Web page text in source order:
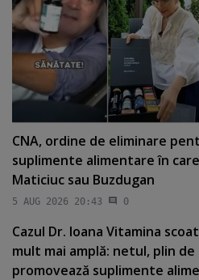
CNA, ordine de eliminare
suplimente alimentare în
Maticiuc sau Buzdugan
5 AUG 2026 20:43 0
Cazul Dr. Ioana Vitamina
mult mai amplă: netul, plin
promovează suplimente